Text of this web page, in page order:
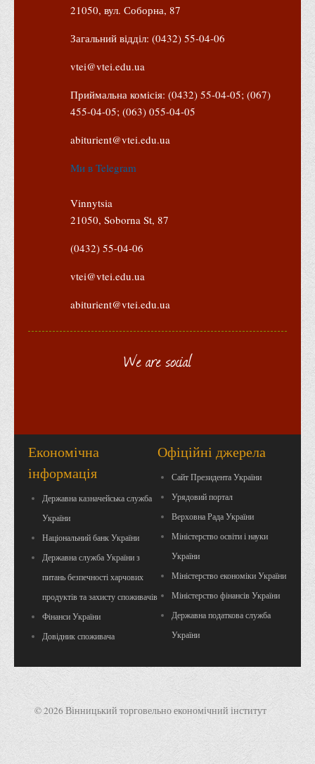
21050, вул. Соборна, 87
Загальний відділ: (0432) 55-04-06
vtei@vtei.edu.ua
Приймальна комісія: (0432) 55-04-05; (067)
455-04-05; (063) 055-04-05
abiturient@vtei.edu.ua
Ми в Telegram
Vinnytsia
21050, Soborna St, 87
(0432) 55-04-06
vtei@vtei.edu.ua
abiturient@vtei.edu.ua
We are social
Економічна
інформація
Державна казначейська служба
України
Національний банк України
Державна служба України з
питань безпечності харчових
продуктів та захисту споживачів
Фінанси України
Довідник споживача
Офіційні джерела
Сайт Президента України
Урядовий портал
Верховна Рада України
Міністерство освіти і науки
України
Міністерство економіки України
Міністерство фінансів України
Державна податкова служба
України
© 2026 Вінницький торговельно економічний інститут